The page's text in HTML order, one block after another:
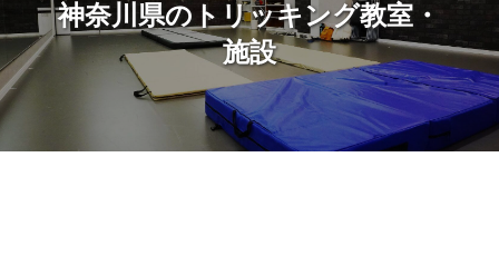
神奈川県のトリッキング教室・
施設